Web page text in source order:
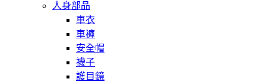
人身部品
車衣
車褲
安全帽
襪子
護目鏡